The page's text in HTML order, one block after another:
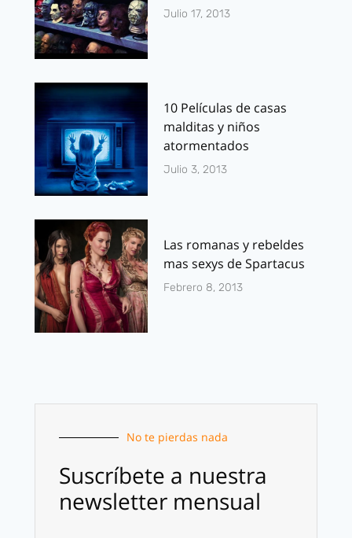
Julio 17, 2013
10 Películas de casas
malditas y niños
atormentados
Julio 3, 2013
Las romanas y rebeldes
mas sexys de Spartacus
Febrero 8, 2013
No te pierdas nada
Suscríbete a nuestra
newsletter mensual